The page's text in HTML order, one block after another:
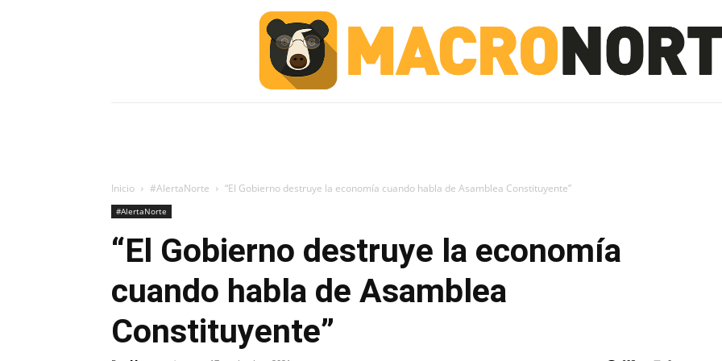
Inicio #AlertaNorte “El Gobierno destruye la economía cuando habla de Asamblea Constituyente”
#AlertaNorte
“El Gobierno destruye la economía
cuando habla de Asamblea
Constituyente”